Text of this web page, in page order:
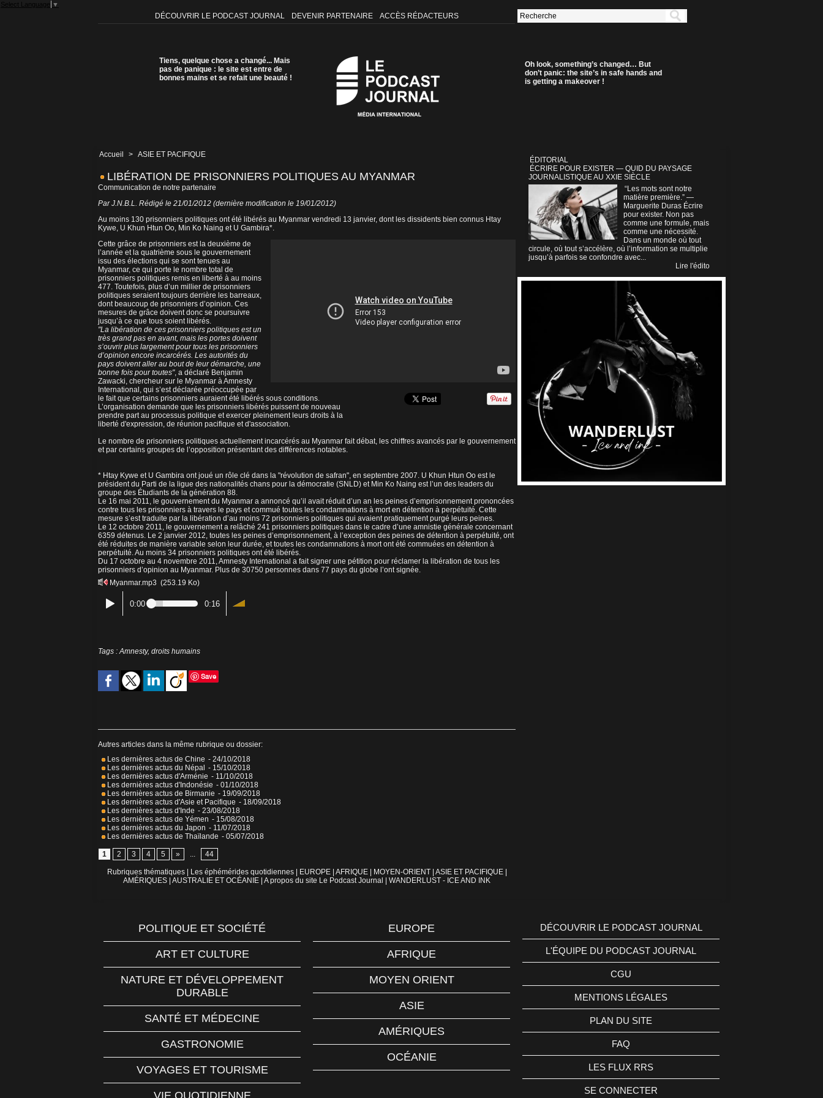
Select Language ▼
DÉCOUVRIR LE PODCAST JOURNAL DEVENIR PARTENAIRE ACCÈS RÉDACTEURS
Tiens, quelque chose a changé... Mais
pas de panique : le site est entre de
bonnes mains et se refait une beauté !
Oh look, something’s changed… But
don’t panic: the site’s in safe hands and
is getting a makeover !
Accueil > ASIE ET PACIFIQUE
LIBÉRATION DE PRISONNIERS POLITIQUES AU MYANMAR
Communication de notre partenaire
Par J.N.B.L. Rédigé le 21/01/2012 (dernière modification le 19/01/2012)
Au moins 130 prisonniers politiques ont été libérés au Myanmar vendredi 13 janvier, dont les dissidents bien connus Htay
Kywe, U Khun Htun Oo, Min Ko Naing et U Gambira*.
Cette grâce de prisonniers est la deuxième de
l’année et la quatrième sous le gouvernement
issu des élections qui se sont tenues au
Myanmar, ce qui porte le nombre total de
prisonniers politiques remis en liberté à au moins
477. Toutefois, plus d’un millier de prisonniers
politiques seraient toujours derrière les barreaux,
dont beaucoup de prisonniers d’opinion. Ces
mesures de grâce doivent donc se poursuivre
jusqu’à ce que tous soient libérés.
"La libération de ces prisonniers politiques est un
très grand pas en avant, mais les portes doivent
s’ouvrir plus largement pour tous les prisonniers
d’opinion encore incarcérés. Les autorités du
pays doivent aller au bout de leur démarche, une
bonne fois pour toutes", a déclaré Benjamin
Zawacki, chercheur sur le Myanmar à Amnesty
International, qui s’est déclarée préoccupée par
le fait que certains prisonniers auraient été libérés sous conditions.
L’organisation demande que les prisonniers libérés puissent de nouveau
prendre part au processus politique et exercer pleinement leurs droits à la
liberté d'expression, de réunion pacifique et d'association.
Le nombre de prisonniers politiques actuellement incarcérés au Myanmar fait débat, les chiffres avancés par le gouvernement
et par certains groupes de l’opposition présentant des différences notables.
* Htay Kywe et U Gambira ont joué un rôle clé dans la "révolution de safran", en septembre 2007. U Khun Htun Oo est le
président du Parti de la ligue des nationalités chans pour la démocratie (SNLD) et Min Ko Naing est l’un des leaders du
groupe des Étudiants de la génération 88.
Le 16 mai 2011, le gouvernement du Myanmar a annoncé qu’il avait réduit d’un an les peines d’emprisonnement prononcées
contre tous les prisonniers à travers le pays et commué toutes les condamnations à mort en détention à perpétuité. Cette
mesure s’est traduite par la libération d’au moins 72 prisonniers politiques qui avaient pratiquement purgé leurs peines.
Le 12 octobre 2011, le gouvernement a relâché 241 prisonniers politiques dans le cadre d’une amnistie générale concernant
6359 détenus. Le 2 janvier 2012, toutes les peines d’emprisonnement, à l’exception des peines de détention à perpétuité, ont
été réduites de manière variable selon leur durée, et toutes les condamnations à mort ont été commuées en détention à
perpétuité. Au moins 34 prisonniers politiques ont été libérés.
Du 17 octobre au 4 novembre 2011, Amnesty International a fait signer une pétition pour réclamer la libération de tous les
prisonniers d’opinion au Myanmar. Plus de 30750 personnes dans 77 pays du globe l’ont signée.
Myanmar.mp3 (253.19 Ko)
0:00 0:16
Tags :Amnesty, droits humains
Save
Autres articles dans la même rubrique ou dossier:
Les dernières actus de Chine - 24/10/2018
Les dernières actus du Népal - 15/10/2018
Les dernières actus d'Arménie - 11/10/2018
Les dernières actus d'Indonésie - 01/10/2018
Les dernières actus de Birmanie - 19/09/2018
Les dernières actus d'Asie et Pacifique - 18/09/2018
Les dernières actus d'Inde - 23/08/2018
Les dernières actus de Yémen - 15/08/2018
Les dernières actus du Japon - 11/07/2018
Les dernières actus de Thaïlande - 05/07/2018
1 2 3 4 5 » ... 44
Rubriques thématiques Les éphémérides quotidiennes EUROPE AFRIQUE MOYEN-ORIENT ASIE ET PACIFIQUE
AMÉRIQUES AUSTRALIE ET OCÉANIE A propos du site Le Podcast Journal WANDERLUST - ICE AND INK
ÉDITORIAL
ÉCRIRE POUR EXISTER — QUID DU PAYSAGE
JOURNALISTIQUE AU XXIE SIÈCLE
“Les mots sont notre
matière première.” —
Marguerite Duras Écrire
pour exister. Non pas
comme une formule, mais
comme une nécessité.
Dans un monde où tout
circule, où tout s’accélère, où l’information se multiplie
jusqu’à parfois se confondre avec...
Lire l'édito
POLITIQUE ET SOCIÉTÉ
ART ET CULTURE
NATURE ET DÉVELOPPEMENT
DURABLE
SANTÉ ET MÉDECINE
GASTRONOMIE
VOYAGES ET TOURISME
EUROPE
AFRIQUE
MOYEN ORIENT
ASIE
AMÉRIQUES
OCÉANIE
DÉCOUVRIR LE PODCAST JOURNAL
L'ÉQUIPE DU PODCAST JOURNAL
CGU
MENTIONS LÉGALES
PLAN DU SITE
FAQ
LES FLUX RRS
SE CONNECTER